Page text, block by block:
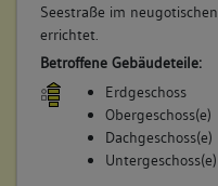
Seestraße im
errichtet.
Betroffene Gebäudeteile:
Erdgeschoss
Obergeschoss(e)
Dachgeschoss(e)
Untergeschoss(e)